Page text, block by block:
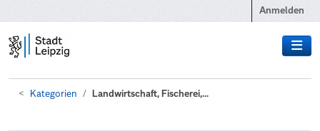
Anmelden
Kategorien Landwirtschaft, Fischerei,...